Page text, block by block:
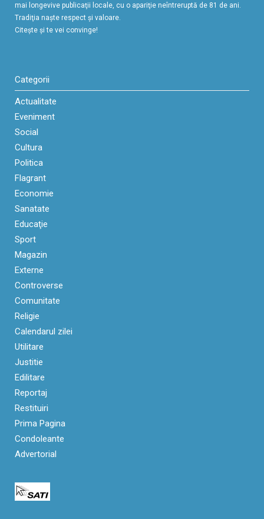
mai longevive publicaţii locale, cu o apariţie neîntreruptă de 81 de ani.
Tradiţia naşte respect şi valoare.
Citeşte şi te vei convinge!
Categorii
Actualitate
Eveniment
Social
Cultura
Politica
Flagrant
Economie
Sanatate
Educaţie
Sport
Magazin
Externe
Controverse
Comunitate
Religie
Calendarul zilei
Utilitare
Justitie
Edilitare
Reportaj
Restituiri
Prima Pagina
Condoleante
Advertorial